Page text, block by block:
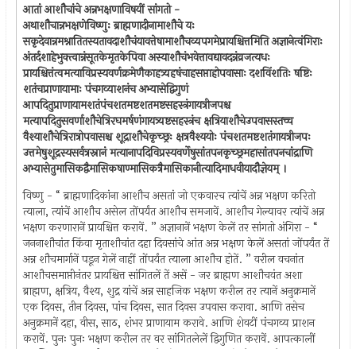
आतां आशौचांचे अन्नभक्षणाविषयीं सांगतो -
अथाशौचान्नभक्षणेविष्णुः ब्राह्मणादीनामाशौचे यः
सकृदेवान्नमश्नातितस्यतावदाशौचंयावत्तेषामाशौचव्यपगमेप्रायश्चित्तमिति अज्ञानेत्वंगिराः
अंतर्दशाहेभुक्त्वान्नंसूतकेमृतकेपिवा अस्याशौचंभवेत्तावद्यावदन्नंव्रजत्यधः
प्रायश्चित्तंत्वमत्याविप्रस्यवर्णक्रमेणैकाहत्र्यहषंचाहसप्ताहोपवासाः दशविंशतिः षष्टिः
शतंचप्राणायामाः पंचगव्याशनंच अभ्यासेद्विगुणं
आपदितुप्राणायामशतंपंचशतमष्टशतमष्टसहस्त्रंगायत्रीजपश्च
मत्यापदितुसवर्णाशौचेत्रिरघमर्षणंगायत्र्यष्टसहस्त्रंच क्षत्रियाशौचेउपवासस्तच्च
वैश्याशौचेत्रिरात्रोपवासश्च शूद्राशौचेकृच्छ्रः क्षत्रवैश्ययोः पंचशतमष्टशतंगायत्रीजपः
उत्तमेषुशूद्रस्यसर्वत्रस्नानं मत्यानापदिविप्रस्यवर्णेषुसांतपनकृच्छ्रमहासांतपनचांद्राणि
अभ्यासेतुमासिकद्वैमासिकषाण्मासिकत्रैमासिकानीत्यादिमाधवीयादौज्ञेयम् ।
विष्णु - “ ब्राह्मणादिकांना आशौच असतां जो एकवारच त्यांचें अन्न भक्षण करितो
त्याला, त्यांचें आशौच असेल तोंपर्यंत आशौच समजावें. आशौच गेल्यावर त्यांचें अन्न
भक्षण करणारानें प्रायश्चित्त करावें. ” अज्ञानानें भक्षण केलें तर सांगतो अंगिरा - “
जननाशौचांत किंवा मृताशौचांत दहा दिवसांचे आंत अन्न भक्षण केलें असतां जोंपर्यंत तें
अन्न शौचमार्गानें पडून गेलें नाहीं तोंपर्यंत त्याला आशौच होतें. ” वरील वचनांत
आशौचसमाप्तीनंतर प्रायश्चित्त सांगितलें तें असें - जर ब्राह्मण आशौचवंत अशा
ब्राह्मण, क्षत्रिय, वैश्य, शुद्र यांचें अन्न साहजिक भक्षण करील तर त्यानें अनुक्रमानें
एक दिवस, तीन दिवस, पांच दिवस, सात दिवस उपवास करावा. आणि तसेच
अनुक्रमानें दहा, वीस, साठ, शंभर प्राणायाम करावे. आणि शेवटीं पंचगव्य प्राशन
करावें. पुनः पुनः भक्षण करील तर वर सांगितलेलें द्विगुणित करावें. आपत्कालीं